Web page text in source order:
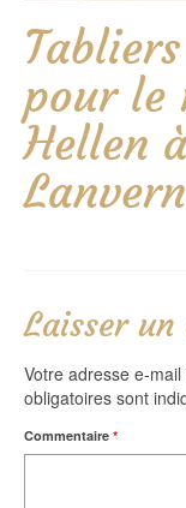
pour le
Hellen
Laisser
Votre adresse e-
obligatoires sont
Commentaire *